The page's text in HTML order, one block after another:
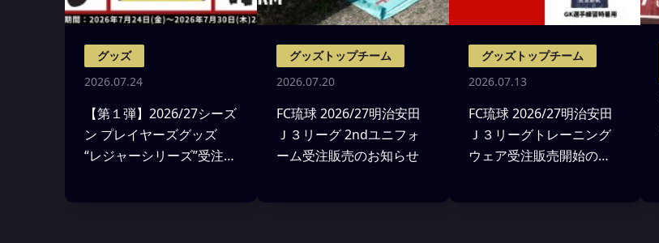
グッズ
2026.07.24
【第１弾】2026/27シーズ
ン プレイヤーズグッズ
“レジャーシリーズ”受注販
グッズトップチーム
2026.07.20
FC琉球 2026/27明治安田
Ｊ３リーグ 2ndユニフォ
ーム受注販売のお知らせ
グッズトップチーム
2026.07.13
FC琉球 2026/27明治安田
Ｊ３リーグトレーニング
ウェア受注販売開始のお